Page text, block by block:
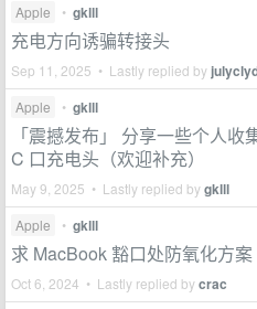
Apple • gklll
充电方向诱骗转接头
Sep 11, 2025 • Lastly replied by
Apple • gklll
「震撼发布」 分享一些个人
C 口充电头（欢迎补充）
May 9, 2025 • Lastly replied bygklll
Apple • gklll
求 MacBook 豁口处防氧化方案
Oct 6, 2024 • Lastly replied bycrac